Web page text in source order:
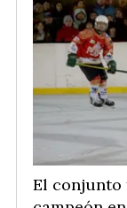
El conjunto